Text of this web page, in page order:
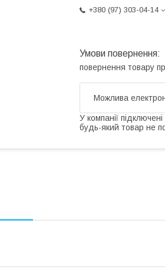
+380 (97) 303-04-14
повернення товару
У компанії
будь-який товар не